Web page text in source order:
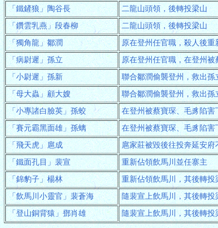
「鐵鏟狼」陶谷長 二龍山頭領，後轉投梁山
「鑽雲乳燕」段春柳 二龍山頭領，後轉投梁山
「獨角龍」鄒潤 原在登州任官職，殺人後
「病尉遲」孫立 原在登州任官職，在登州被
「小尉遲」孫新 聯合鄒潤偷襲登州，救出孫
「母大蟲」顧大嫂 聯合鄒潤偷襲登州，救出
「小專諸白臉英」孫蛟 在登州被蔡寶琛、毛豸陷
「賽元霸黑面雄」孫螭 在登州被蔡寶琛、毛豸陷
「飛天虎」扈成 扈家莊被毀後往投奔延安
「鐵面孔目」裴宣 重新佔領飲馬川並任寨主
「錦豹子」楊林 重新佔領飲馬川，其後轉投
「飲馬川小靈官」裴蒼海 隨裴宣上飲馬川，其後轉投
「登山銅背猿」鄧肖雄 隨裴宣上飲馬川，其後轉投